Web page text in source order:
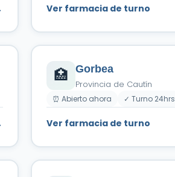
Ver farmacia de turno
🏥 Gorbea
Provincia de Cautín
⏰ Abierto ahora ✓ Turno 24hrs
Ver farmacia de turno